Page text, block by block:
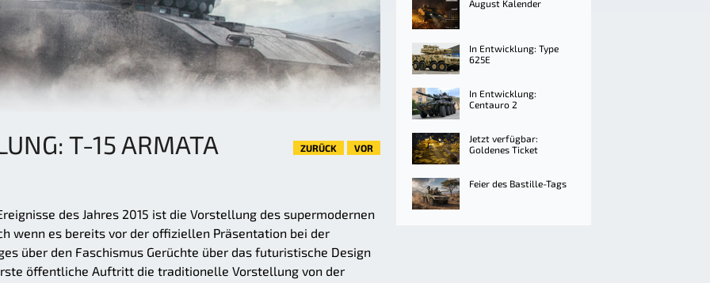
T-15 ARMATA ZURÜCK VOR
des Jahres 2015 ist die Vorstellung des supermodernen
wenn es bereits vor der offiziellen Präsentation bei der
über den Faschismus Gerüchte über das futuristische Design
öffentliche Auftritt die traditionelle Vorstellung von der
August Kalender
In Entwicklung: Type
625E
In Entwicklung:
Centauro 2
Jetzt verfügbar:
Goldenes Ticket
Feier des Bastille-Tags